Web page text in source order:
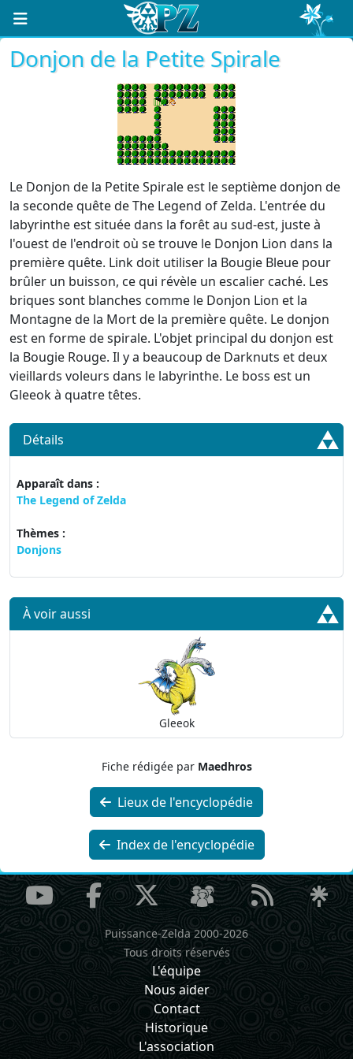
Donjon de la Petite Spirale
Le Donjon de la Petite Spirale est le septième donjon de
la seconde quête de The Legend of Zelda. L'entrée du
labyrinthe est située dans la forêt au sud-est, juste à
l'ouest de l'endroit où se trouve le Donjon Lion dans la
première quête. Link doit utiliser la Bougie Bleue pour
brûler un buisson, ce qui révèle un escalier caché. Les
briques sont blanches comme le Donjon Lion et la
Montagne de la Mort de la première quête. Le donjon
est en forme de spirale. L'objet principal du donjon est
la Bougie Rouge. Il y a beaucoup de Darknuts et deux
vieillards voleurs dans le labyrinthe. Le boss est un
Gleeok à quatre têtes.
Détails
Apparaît dans :
The Legend of Zelda
Thèmes :
Donjons
À voir aussi
Gleeok
Fiche rédigée par Maedhros
Lieux de l'encyclopédie
Index de l'encyclopédie
Puissance-Zelda 2000-2026
Tous droits réservés
L'équipe
Nous aider
Contact
Historique
L'association